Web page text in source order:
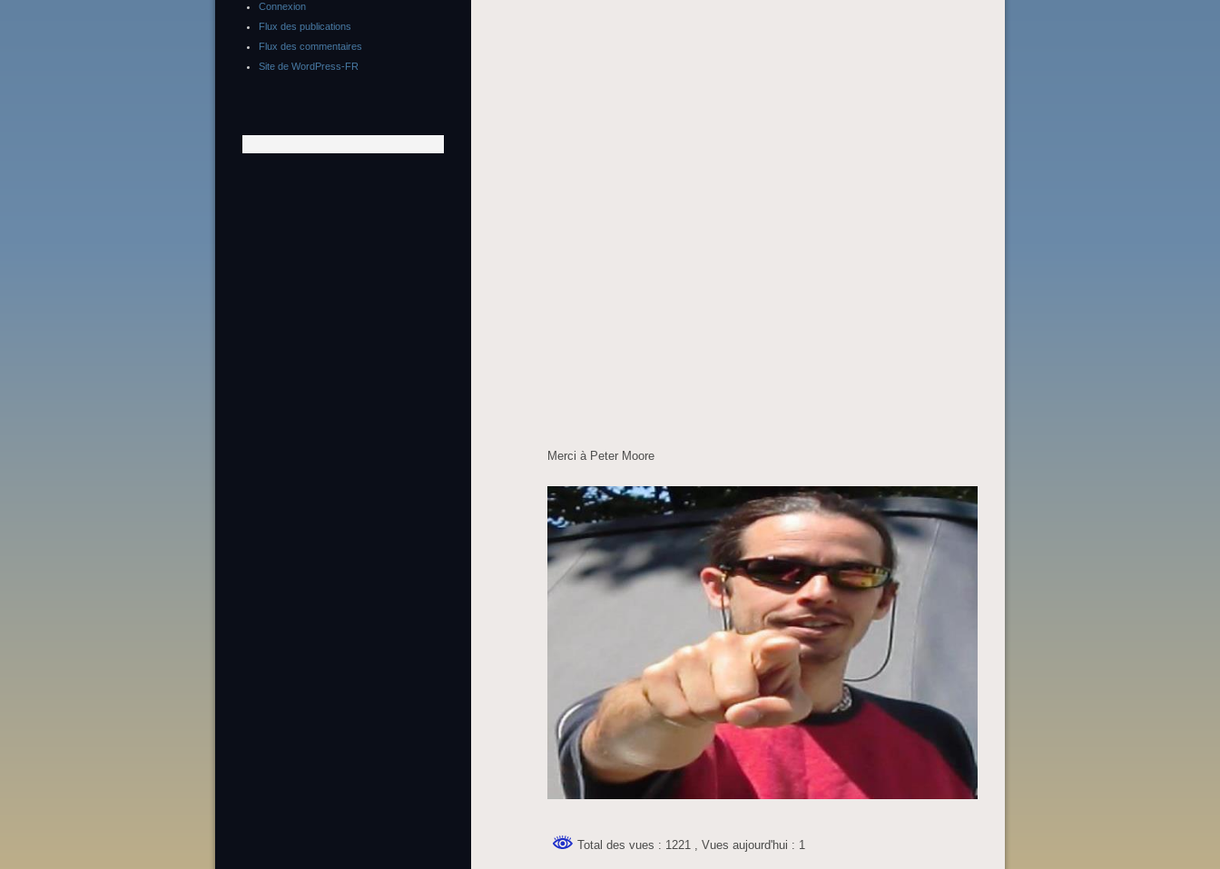
Merci à Peter Moore
Total des vues : 1221 , Vues aujourd'hui : 1
Connexion
Flux des publications
Flux des commentaires
Site de WordPress-FR